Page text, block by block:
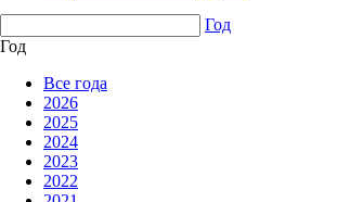
Год
Год
Все года
2026
2025
2024
2023
2022